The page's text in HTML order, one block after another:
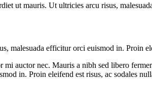
ut mauris. Ut ultricies arcu risus,
malesuada efficitur orci euismod in. Proin
mi auctor nec. Mauris a nibh sed libero
in. Proin eleifend est risus, ac sodales